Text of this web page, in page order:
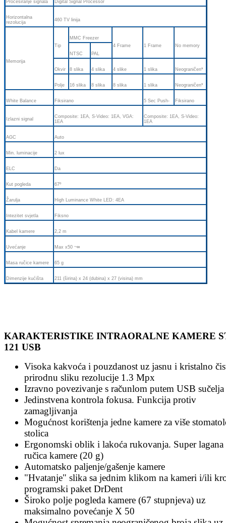
Procesiranje signala Digital Signal Processor
Horizontalna
rezolucija
460 TV linija
Memorija
Tip
MMC Freezer
4 Frame
1 Frame
No memory
NTSC
PAL
Okvir 8 slika 4 slika 4 slike 1 slika Neograničen*
Polje 16 slika 8 slika 8 slika 1 slika Neograničen*
White Balance Fiksirano 5 Sec Push- Fiksirano
Izlazni signal
Composite: 1EA, S-Video: 1EA, VGA:
1EA
Composite: 1EA, S-Video:
1EA
AGC Auto
Min. luminacije 2 lux
ELC Da
Kut pogleda 67º
Žarulja High Luminance White LED: 4EA
Intezitet svjetla Fiksno
Kabel kamere 2,2 m
Uvećanje Max x50 ~∞
Masa ručice kamere 65 g
Dimenzije kućišta 211 (širina) x 24 (dubina) x 27 (visina) mm
KARAKTERISTIKE INTRAORALNE KAMERE
121 USB
Visoka kakvoća i pouzdanost uz jasnu i kristalno
prirodnu sliku rezolucije 1.3 Mpx
Izravno povezivanje s računlom putem USB sučelja
Jedinstvena kontrola fokusa. Funkcija protiv
zamagljivanja
Mogućnost korištenja jedne kamere za više
stolica
Ergonomski oblik i lakoća rukovanja. Super lagana
ručica kamere (20 g)
Automatsko paljenje/gašenje kamere
"Hvatanje" slika sa jednim klikom na kameri i/ili
programski paket DrDent
Široko polje pogleda kamere (67 stupnjeva) uz
maksimalno povećanje X 50